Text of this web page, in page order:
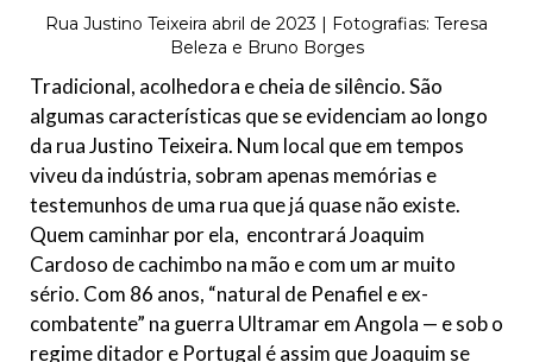
Rua Justino Teixeira abril de 2023 | Fotografias: Teresa
Beleza e Bruno Borges
Tradicional, acolhedora e cheia de silêncio. São
algumas características que se evidenciam ao longo
da rua Justino Teixeira. Num local que em tempos
viveu da indústria, sobram apenas memórias e
testemunhos de uma rua que já quase não existe.
Quem caminhar por ela, encontrará Joaquim
Cardoso de cachimbo na mão e com um ar muito
sério. Com 86 anos, “natural de Penafiel e ex-
combatente” na guerra Ultramar em Angola — e sob o
regime ditador e Portugal é assim que Joaquim se